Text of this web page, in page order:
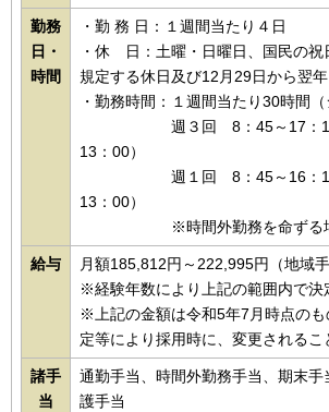
勤務
日・
時間
・勤 務 日：１週間当たり４日
・休 日：土曜・日曜日、国民の祝
規定する休日及び12月29日から翌
・勤務時間：１週間当たり30時間（
週３回 8：45～17：15（
13：00）
週１回 8：45～16：15（
13：00）
※時間外勤務を命ずる場
給与
月額185,812円～222,995円（地域手
※経験年数により上記の範囲内で決
※上記の金額は令和5年7月時点のも
定等により採用時に、変更されるこ
諸手
当
通勤手当、時間外勤務手当、期末手
護手当